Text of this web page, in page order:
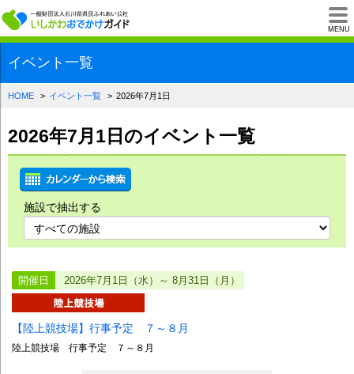
MENU
一般財団法人石川
イベント一覧
HOME イベント一覧 2026年7月1日
2026年7月1日のイベント一覧
施設で抽出する
開催日 2026年7月1日（水）～ 8月31日（月）
【陸上競技場】行事予定 ７～８月
陸上競技場 行事予定 ７～８月